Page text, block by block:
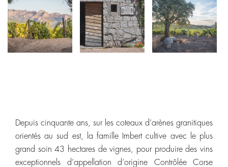
Depuis cinquante ans, sur les coteaux d’arènes granitiques
orientés au sud est, la famille Imbert cultive avec le plus
grand soin 43 hectares de vignes, pour produire des vins
exceptionnels d’appellation d’origine Contrôlée Corse